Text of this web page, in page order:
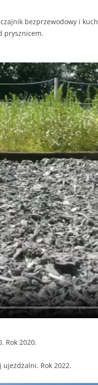
bezprzewodowy i
prysznicem.
Rok 2020.
Rok 2022.